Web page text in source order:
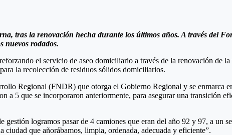
tras la renovación hecha durante los últimos años. A través del
nuevos rodados.
el servicio de aseo domiciliario a través de la renovación de
la recolección de residuos sólidos domiciliarios.
Regional (FNDR) que otorga el Gobierno Regional y se enmarca
a 5 que se incorporaron anteriormente, para asegurar una transición
logramos pasar de 4 camiones que eran del año 92 y 97, a un
ciudad que añorábamos, limpia, ordenada, adecuada y eficiente”.